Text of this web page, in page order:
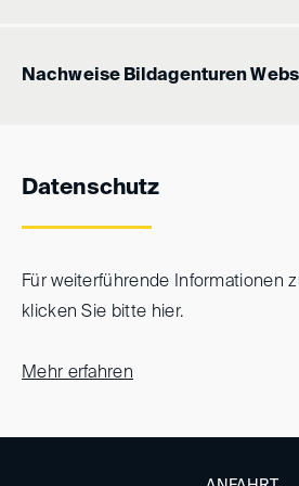
Nachweise Bildagenturen
Datenschutz
Für weiterführende Informationen
klicken Sie bitte hier.
Mehr erfahren